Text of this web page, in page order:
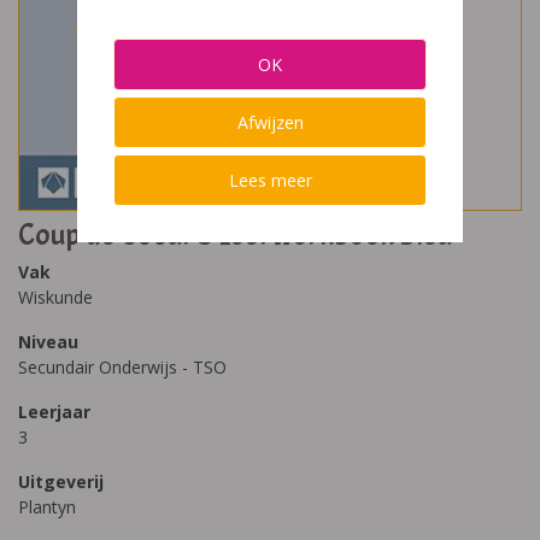
Coup de Coeur 3 Leerwerkboek Bleu
Vak
Wiskunde
Niveau
Secundair Onderwijs - TSO
Leerjaar
3
Uitgeverij
Plantyn
OK
Afwijzen
Lees meer